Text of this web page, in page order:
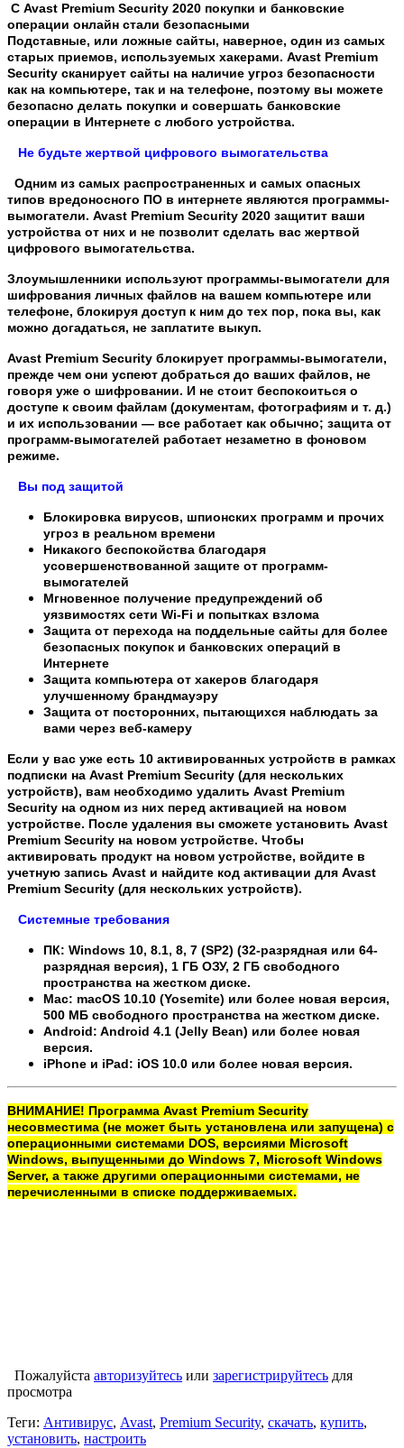
С Avast Premium Security 2020 покупки и банковские
операции онлайн стали безопасными
Подставные, или ложные сайты, наверное, один из самых
старых приемов, используемых хакерами. Avast Premium
Security сканирует сайты на наличие угроз безопасности
как на компьютере, так и на телефоне, поэтому вы можете
безопасно делать покупки и совершать банковские
операции в Интернете с любого устройства.
Не будьте жертвой цифрового вымогательства
Одним из самых распространенных и самых опасных
типов вредоносного ПО в интернете являются программы-
вымогатели. Avast Premium Security 2020 защитит ваши
устройства от них и не позволит сделать вас жертвой
цифрового вымогательства.
Злоумышленники используют программы-вымогатели для
шифрования личных файлов на вашем компьютере или
телефоне, блокируя доступ к ним до тех пор, пока вы, как
можно догадаться, не заплатите выкуп.
Avast Premium Security блокирует программы-вымогатели,
прежде чем они успеют добраться до ваших файлов, не
говоря уже о шифровании. И не стоит беспокоиться о
доступе к своим файлам (документам, фотографиям и т. д.)
и их использовании — все работает как обычно; защита от
программ-вымогателей работает незаметно в фоновом
режиме.
Вы под защитой
Блокировка вирусов, шпионских программ и прочих
угроз в реальном времени
Никакого беспокойства благодаря
усовершенствованной защите от программ-
вымогателей
Мгновенное получение предупреждений об
уязвимостях сети Wi-Fi и попытках взлома
Защита от перехода на поддельные сайты для более
безопасных покупок и банковских операций в
Интернете
Защита компьютера от хакеров благодаря
улучшенному брандмауэру
Защита от посторонних, пытающихся наблюдать за
вами через веб-камеру
Если у вас уже есть 10 активированных устройств в рамках
подписки на Avast Premium Security (для нескольких
устройств), вам необходимо удалить Avast Premium
Security на одном из них перед активацией на новом
устройстве. После удаления вы сможете установить Avast
Premium Security на новом устройстве. Чтобы
активировать продукт на новом устройстве, войдите в
учетную запись Avast и найдите код активации для Avast
Premium Security (для нескольких устройств).
Системные требования
ПК: Windows 10, 8.1, 8, 7 (SP2) (32-разрядная или 64-
разрядная версия), 1 ГБ ОЗУ, 2 ГБ свободного
пространства на жестком диске.
Mac: macOS 10.10 (Yosemite) или более новая версия,
500 МБ свободного пространства на жестком диске.
Android: Android 4.1 (Jelly Bean) или более новая
версия.
iPhone и iPad: iOS 10.0 или более новая версия.
ВНИМАНИЕ! Программа Avast Premium Security
несовместима (не может быть установлена или запущена) с
операционными системами DOS, версиями Microsoft
Windows, выпущенными до Windows 7, Microsoft Windows
Server, а также другими операционными системами, не
перечисленными в списке поддерживаемых.
Пожалуйста авторизуйтесь или зарегистрируйтесь для
просмотра
Теги: Антивирус, Avast, Premium Security, скачать, купить,
установить, настроить